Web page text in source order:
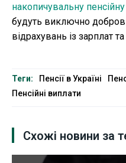
накопичувальну
будуть виключно
відрахувань із зарплат
Теги: Пенсії в Україні
Пенсійні виплати
Схожі новини за